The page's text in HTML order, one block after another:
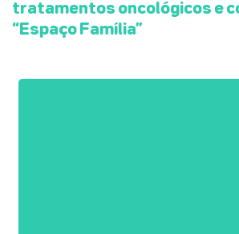
tratamentos oncológicos e
“Espaço Família”